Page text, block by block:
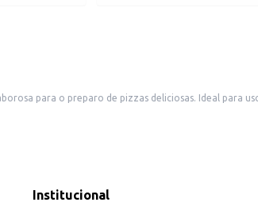
para o preparo de pizzas deliciosas. Ideal para
o sucesso de suas pizzas, seja em casa ou no seu
Institucional